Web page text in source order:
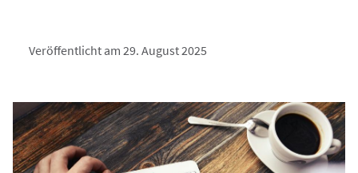
Veröffentlicht am 29. August 2025